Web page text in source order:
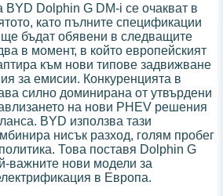
BYD Dolphin G DM-i се очакват в
като пълните спецификации
ще бъдат обявени в следващите
в момент, в който европейският
към нови типове задвижване
за емисии. Конкуренцията в
силно доминирана от утвърдени
на нови PHEV решения
BYD използва тази
нисък разход, голям пробег
Това поставя Dolphin G
важните нови модели за
в Европа.